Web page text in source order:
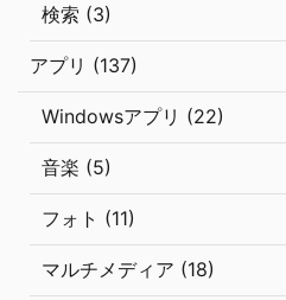
検索 (3)
アプリ (137)
Windowsアプリ (22)
音楽 (5)
フォト (11)
マルチメディア (18)